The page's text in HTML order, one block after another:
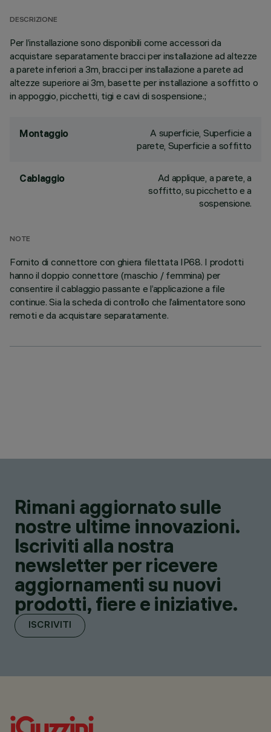
DESCRIZIONE
Per l’installazione sono disponibili come accessori da
acquistare separatamente bracci per installazione ad altezze
a parete inferiori a 3m, bracci per installazione a parete ad
altezze superiore ai 3m, basette per installazione a soffitto o
in appoggio, picchetti, tigi e cavi di sospensione.;
Montaggio
A superficie, Superficie a
parete, Superficie a soffitto
Cablaggio
Ad applique, a parete, a
soffitto, su picchetto e a
sospensione.
NOTE
Fornito di connettore con ghiera filettata IP68. I prodotti
hanno il doppio connettore (maschio / femmina) per
consentire il cablaggio passante e l’applicazione a file
continue. Sia la scheda di controllo che l’alimentatore sono
remoti e da acquistare separatamente.
Rimani aggiornato sulle
nostre ultime innovazioni.
Iscriviti alla nostra
newsletter per ricevere
aggiornamenti su nuovi
prodotti, fiere e iniziative.
ISCRIVITI